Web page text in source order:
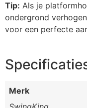
Tip: Als je
ondergrond
voor een perfecte
Merk